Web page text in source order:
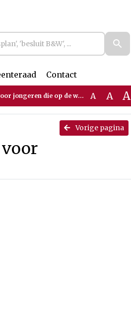
Contact
staan voor nieuwkomersonderwijs A A A
Vorige pagina